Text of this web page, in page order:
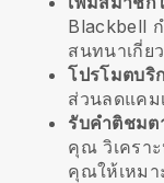
Blackbell
สนทนาเกี่ย
โปรโมตบริ
ส่วนลดแคม
รับคำติชมต
คุณ วิเครา
คุณให้เหมา